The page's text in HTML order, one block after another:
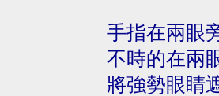
手指在兩眼
不時的在兩
將強勢眼睛